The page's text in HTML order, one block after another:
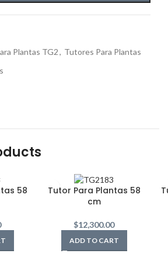
Plantas TG2, Tutores Para Plantas
58
Tutor Para Plantas 58
cm
$12,300.00
ADD TO CART